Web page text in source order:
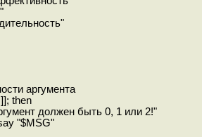
аргумента
then
должен быть 0, 1 или 2!"
"$MSG"